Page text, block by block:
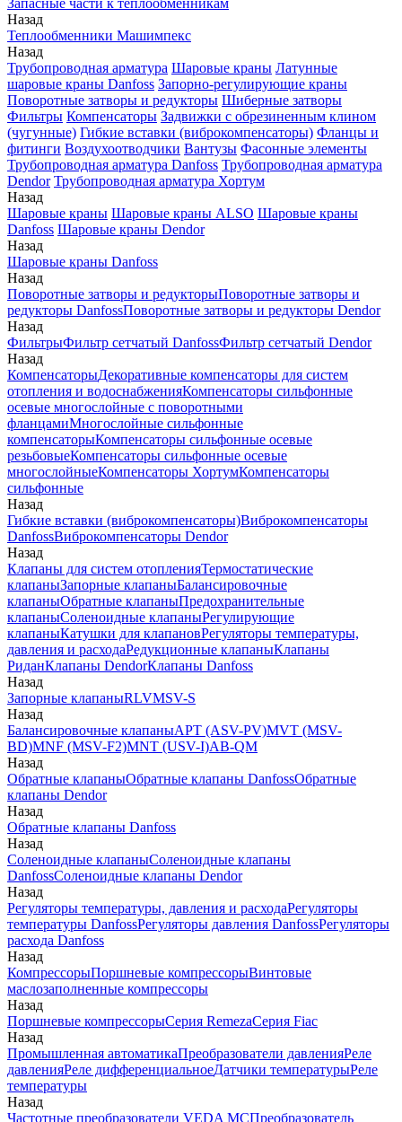
Запасные части к теплообменникам
Назад
Теплообменники Машимпекс
Назад
Трубопроводная арматура Шаровые краны Латунные
шаровые краны Danfoss Запорно-регулирующие краны
Поворотные затворы и редукторы Шиберные затворы
Фильтры Компенсаторы Задвижки с обрезиненным клином
(чугунные) Гибкие вставки (виброкомпенсаторы) Фланцы и
фитинги Воздухоотводчики Вантузы Фасонные элементы
Трубопроводная арматура Danfoss Трубопроводная арматура
Dendor Трубопроводная арматура Хортум
Назад
Шаровые краны Шаровые краны ALSO Шаровые краны
Danfoss Шаровые краны Dendor
Назад
Шаровые краны Danfoss
Назад
Поворотные затворы и редукторыПоворотные затворы и
редукторы DanfossПоворотные затворы и редукторы Dendor
Назад
ФильтрыФильтр сетчатый DanfossФильтр сетчатый Dendor
Назад
КомпенсаторыДекоративные компенсаторы для систем
отопления и водоснабженияКомпенсаторы сильфонные
осевые многослойные с поворотными
фланцамиМногослойные сильфонные
компенсаторыКомпенсаторы сильфонные осевые
резьбовыеКомпенсаторы сильфонные осевые
многослойныеКомпенсаторы ХортумКомпенсаторы
сильфонные
Назад
Гибкие вставки (виброкомпенсаторы)Виброкомпенсаторы
DanfossВиброкомпенсаторы Dendor
Назад
Клапаны для систем отопленияТермостатические
клапаныЗапорные клапаныБалансировочные
клапаныОбратные клапаныПредохранительные
клапаныСоленоидные клапаныРегулирующие
клапаныКатушки для клапановРегуляторы температуры,
давления и расходаРедукционные клапаныКлапаны
РиданКлапаны DendorКлапаны Danfoss
Назад
Запорные клапаныRLVMSV-S
Назад
Балансировочные клапаныAPT (ASV-PV)MVT (MSV-
BD)MNF (MSV-F2)MNT (USV-I)AB-QM
Назад
Обратные клапаныОбратные клапаны DanfossОбратные
клапаны Dendor
Назад
Обратные клапаны Danfoss
Назад
Соленоидные клапаныСоленоидные клапаны
DanfossСоленоидные клапаны Dendor
Назад
Регуляторы температуры, давления и расходаРегуляторы
температуры DanfossРегуляторы давления DanfossРегуляторы
расхода Danfoss
Назад
КомпрессорыПоршневые компрессорыВинтовые
маслозаполненные компрессоры
Назад
Поршневые компрессорыСерия RemezaСерия Fiac
Назад
Промышленная автоматикаПреобразователи давленияРеле
давленияРеле дифференциальноеДатчики температурыРеле
температуры
Назад
Частотные преобразователи VEDA MCПреобразователь